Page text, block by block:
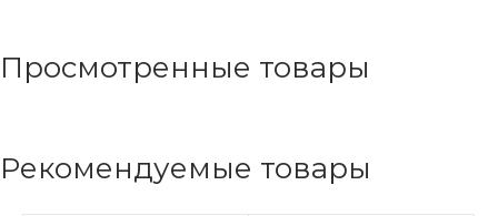
Просмотренные товары
Рекомендуемые товары